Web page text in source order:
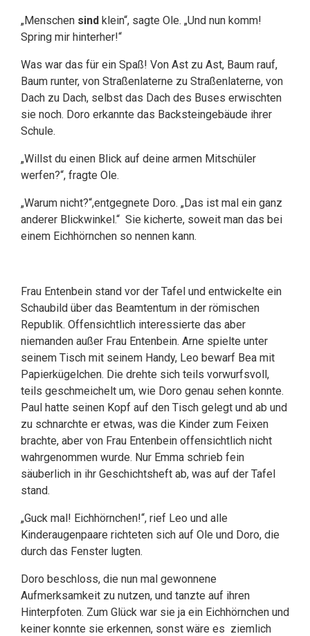
„Menschen sind klein“, sagte Ole. „Und nun komm!
Spring mir hinterher!“
Was war das für ein Spaß! Von Ast zu Ast, Baum rauf,
Baum runter, von Straßenlaterne zu Straßenlaterne, von
Dach zu Dach, selbst das Dach des Buses erwischten
sie noch. Doro erkannte das Backsteingebäude ihrer
Schule.
„Willst du einen Blick auf deine armen Mitschüler
werfen?“, fragte Ole.
„Warum nicht?“,entgegnete Doro. „Das ist mal ein ganz
anderer Blickwinkel.“ Sie kicherte, soweit man das bei
einem Eichhörnchen so nennen kann.
Frau Entenbein stand vor der Tafel und entwickelte ein
Schaubild über das Beamtentum in der römischen
Republik. Offensichtlich interessierte das aber
niemanden außer Frau Entenbein. Arne spielte unter
seinem Tisch mit seinem Handy, Leo bewarf Bea mit
Papierkügelchen. Die drehte sich teils vorwurfsvoll,
teils geschmeichelt um, wie Doro genau sehen konnte.
Paul hatte seinen Kopf auf den Tisch gelegt und ab und
zu schnarchte er etwas, was die Kinder zum Feixen
brachte, aber von Frau Entenbein offensichtlich nicht
wahrgenommen wurde. Nur Emma schrieb fein
säuberlich in ihr Geschichtsheft ab, was auf der Tafel
stand.
„Guck mal! Eichhörnchen!“, rief Leo und alle
Kinderaugenpaare richteten sich auf Ole und Doro, die
durch das Fenster lugten.
Doro beschloss, die nun mal gewonnene
Aufmerksamkeit zu nutzen, und tanzte auf ihren
Hinterpfoten. Zum Glück war sie ja ein Eichhörnchen und
keiner konnte sie erkennen, sonst wäre es ziemlich